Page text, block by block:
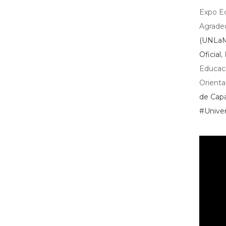
Expo
Oficial,
de
#